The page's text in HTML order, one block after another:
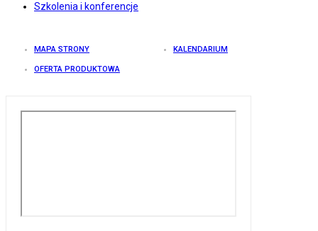
Szkolenia i konferencje
MAPA STRONY KALENDARIUM
OFERTA PRODUKTOWA